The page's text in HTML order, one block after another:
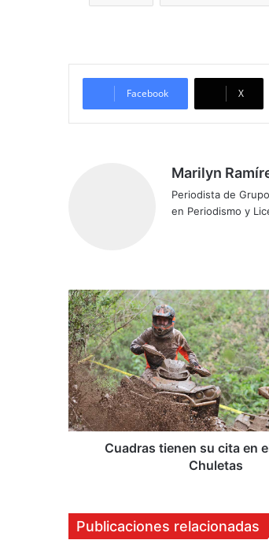
Facebook X
Marilyn
Periodista de
en Periodismo y
C
u
a
d
r
a
s
t
i
s
Cuadras tienen su cita en
Chuletas
Publicaciones relacionadas